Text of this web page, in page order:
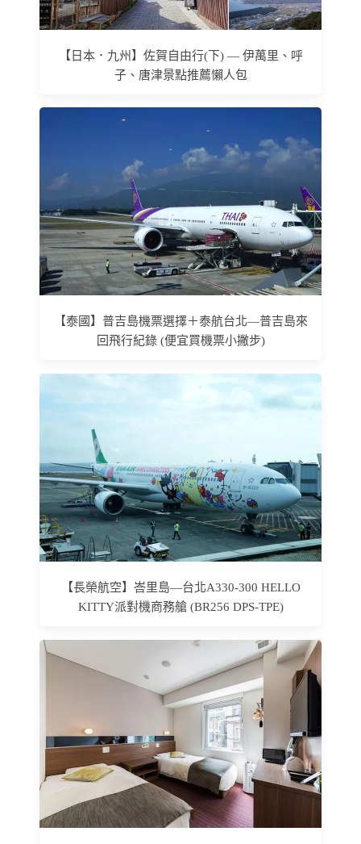
【日本．九州】佐賀自由行(下) — 伊萬里、呼
子、唐津景點推薦懶人包
【泰國】普吉島機票選擇＋泰航台北—普吉島來
回飛行紀錄 (便宜買機票小撇步)
【長榮航空】峇里島—台北A330-300 HELLO
KITTY派對機商務艙 (BR256 DPS-TPE)